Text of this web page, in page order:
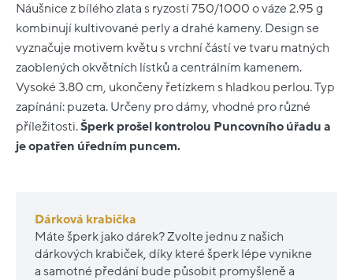
Náušnice z bílého zlata s ryzostí 750/1000 o váze 2.95 g
kombinují kultivované perly a drahé kameny. Design se
vyznačuje motivem květu s vrchní částí ve tvaru matných
zaoblených okvětních lístků a centrálním kamenem.
Vysoké 3.80 cm, ukončeny řetízkem s hladkou perlou. Typ
zapínání: puzeta. Určeny pro dámy, vhodné pro různé
příležitosti.Šperk prošel kontrolou Puncovního úřadu a
je opatřen úředním puncem.
Dárková krabička
Máte šperk jako dárek? Zvolte jednu z našich
dárkových krabiček, díky které šperk lépe vynikne
a samotné předání bude působit promyšleně a